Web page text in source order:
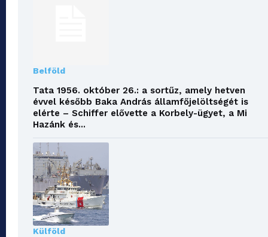
Belföld
Tata 1956. október 26.: a sortűz, amely hetven
évvel később Baka András államfőjelöltségét is
elérte – Schiffer elővette a Korbely-ügyet, a Mi
Hazánk és...
Külföld